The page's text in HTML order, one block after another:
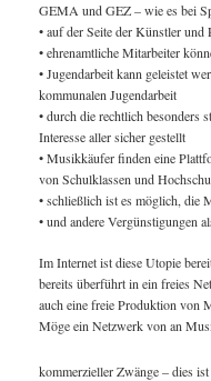
GEMA und GEZ – wie es bei
• auf der Seite der Künstler
• ehrenamtliche Mitarbeiter
• Jugendarbeit kann geleistet
kommunalen Jugendarbeit
• durch die rechtlich
Interesse aller sicher gestellt
• Musikkäufer finden eine
von Schulklassen und
• schließlich ist es möglich, die
• und andere Vergünstigungen
Im Internet ist diese Utopie
bereits überführt in ein freies
auch eine freie Produktion von
Möge ein Netzwerk von an
kommerzieller Zwänge – dies